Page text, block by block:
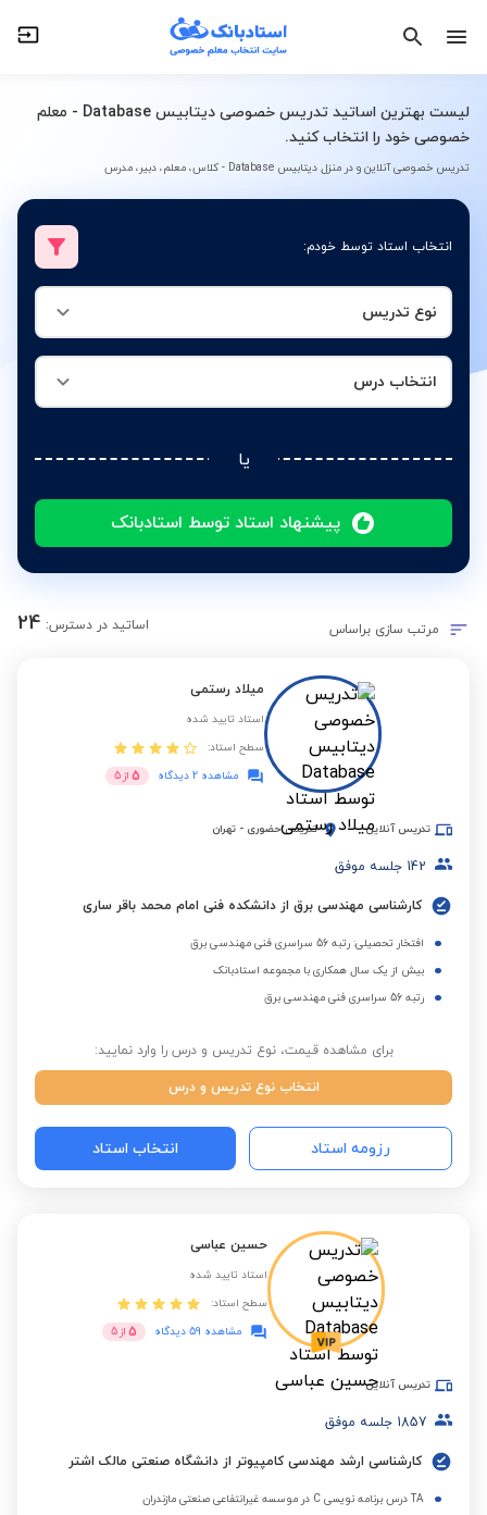
لیست بهترین اساتید تدریس خصوصی دیتابیس Database - معلم
خصوصی خود را انتخاب کنید.
تدریس خصوصی آنلاین و در منزل دیتابیس Database - کلاس، معلم، دبیر، مدرس
انتخاب استاد توسط خودم:
نوع تدریس
انتخاب درس
یا
پیشنهاد استاد توسط استادبانک
انتخاب درس
مرتب سازی براساس اساتید در دسترس: 24
میلاد رستمی
استاد تایید شده
سطح استاد:
مشاهده 2 دیدگاه
5 از 5
تدریس آنلاین تدریس حضوری - تهران
142 جلسه موفق
کارشناسی مهندسی برق از دانشکده فنی امام محمد باقر ساری
افتخار تحصیلی: رتبه 56 سراسری فنی مهندسی برق
بیش از یک سال همکاری با مجموعه استادبانک
رتبه 56 سراسری فنی مهندسی برق
برای مشاهده قیمت، نوع تدریس و درس را وارد نمایید:
انتخاب نوع تدریس و درس
رزومه استاد انتخاب استاد
حسین عباسی
استاد تایید شده
سطح استاد:
مشاهده 59 دیدگاه
5 از 5
تدریس آنلاین
1857 جلسه موفق
کارشناسی ارشد مهندسی کامپیوتر از دانشگاه صنعتی مالک اشتر
TA درس برنامه نویسی C در موسسه غیرانتفاعی صنعتی مازندران